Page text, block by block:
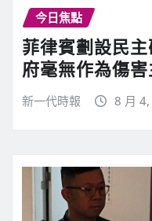
今日焦點
菲律賓劃設民
府毫無作為傷
新一代時報 8 月